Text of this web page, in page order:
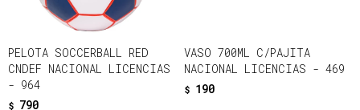
PELOTA SOCCERBALL RED
CNDEF NACIONAL LICENCIAS
- 964
$ 790
VASO 700ML C/PAJITA
NACIONAL LICENCIAS - 469
$ 190